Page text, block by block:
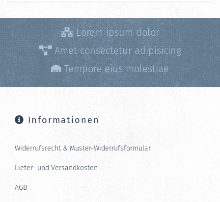
Lorem ipsum dolor
Amet consectetur adipisicing
Tempore eius molestiae
Informationen
Widerrufsrecht & Muster-Widerrufsformular
Liefer- und Versandkosten
AGB